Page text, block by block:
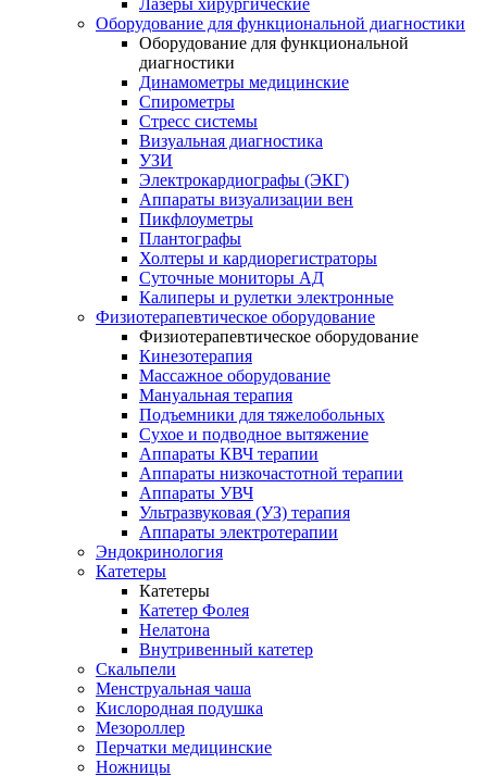
Лазеры хирургические
Оборудование для функциональной диагностики
Оборудование для функциональной
диагностики
Динамометры медицинские
Спирометры
Стресс системы
Визуальная диагностика
УЗИ
Электрокардиографы (ЭКГ)
Аппараты визуализации вен
Пикфлоуметры
Плантографы
Холтеры и кардиорегистраторы
Суточные мониторы АД
Калиперы и рулетки электронные
Физиотерапевтическое оборудование
Физиотерапевтическое оборудование
Кинезотерапия
Массажное оборудование
Мануальная терапия
Подъемники для тяжелобольных
Сухое и подводное вытяжение
Аппараты КВЧ терапии
Аппараты низкочастотной терапии
Аппараты УВЧ
Ультразвуковая (УЗ) терапия
Аппараты электротерапии
Эндокринология
Катетеры
Катетеры
Катетер Фолея
Нелатона
Внутривенный катетер
Скальпели
Менструальная чаша
Кислородная подушка
Мезороллер
Перчатки медицинские
Ножницы